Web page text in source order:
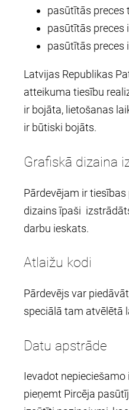
pasūtītās preces
pasūtītās preces
pasūtītās preces
Latvijas Republikas
atteikuma tiesību
ir bojāta, lietošanas
ir būtiski bojāts.
Grafiskā dizaina
Pārdevējam ir
dizains īpaši
darbu ieskats.
Atlaižu kodi
Pārdevējs var
speciālā tam atvēlētā
Datu apstrāde
Ievadot
pieņemt Pircēja